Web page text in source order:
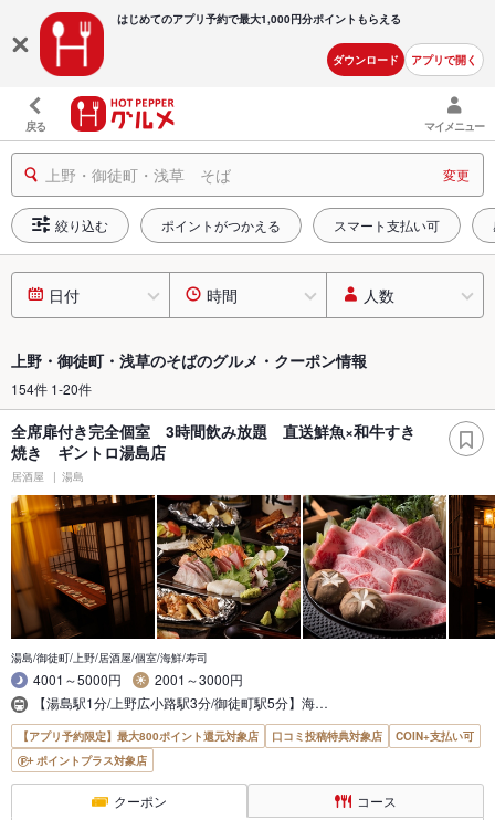
はじめてのアプリ予約で最大1,000円分ポイントもらえる
ダウンロード アプリで開く
戻る マイメニュー
上野・御徒町・浅草 そば 変更
絞り込む ポイントがつかえる スマート支払い可
日付 時間 人数
上野・御徒町・浅草のそばのグルメ・クーポン情報
154件 1-20件
全席扉付き完全個室 3時間飲み放題 直送鮮魚×和牛すき
焼き ギントロ湯島店
居酒屋 湯島
湯島/御徒町/上野/居酒屋/個室/海鮮/寿司
4001～5000円
2001～3000円
【湯島駅1分/上野広小路駅3分/御徒町駅5分】海…
【アプリ予約限定】最大800ポイント還元対象店 口コミ投稿特典対象店
COIN+支払い可
ポイントプラス対象店
クーポン コース